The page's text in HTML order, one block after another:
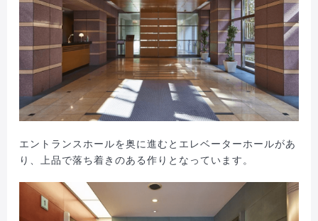
エントランスホールを奥に進むとエレベーターホールがあ
り、上品で落ち着きのある作りとなっています。